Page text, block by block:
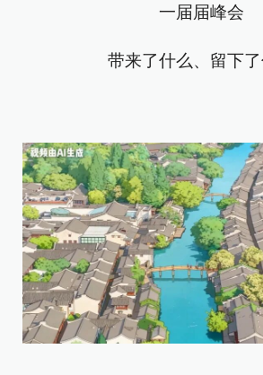
一届届峰会
带来了什么、留下